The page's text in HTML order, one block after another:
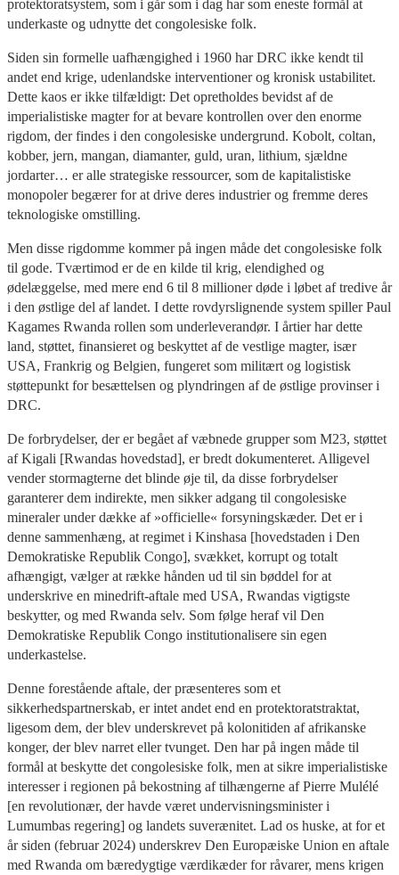
protektoratsystem, som i går som i dag har som eneste formål at
underkaste og udnytte det congolesiske folk.
Siden sin formelle uafhængighed i 1960 har DRC ikke kendt til
andet end krige, udenlandske interventioner og kronisk ustabilitet.
Dette kaos er ikke tilfældigt: Det opretholdes bevidst af de
imperialistiske magter for at bevare kontrollen over den enorme
rigdom, der findes i den congolesiske undergrund. Kobolt, coltan,
kobber, jern, mangan, diamanter, guld, uran, lithium, sjældne
jordarter… er alle strategiske ressourcer, som de kapitalistiske
monopoler begærer for at drive deres industrier og fremme deres
teknologiske omstilling.
Men disse rigdomme kommer på ingen måde det congolesiske folk
til gode. Tværtimod er de en kilde til krig, elendighed og
ødelæggelse, med mere end 6 til 8 millioner døde i løbet af tredive år
i den østlige del af landet. I dette rovdyrslignende system spiller Paul
Kagames Rwanda rollen som underleverandør. I årtier har dette
land, støttet, finansieret og beskyttet af de vestlige magter, især
USA, Frankrig og Belgien, fungeret som militært og logistisk
støttepunkt for besættelsen og plyndringen af de østlige provinser i
DRC.
De forbrydelser, der er begået af væbnede grupper som M23, støttet
af Kigali [Rwandas hovedstad], er bredt dokumenteret. Alligevel
vender stormagterne det blinde øje til, da disse forbrydelser
garanterer dem indirekte, men sikker adgang til congolesiske
mineraler under dække af »officielle« forsyningskæder. Det er i
denne sammenhæng, at regimet i Kinshasa [hovedstaden i Den
Demokratiske Republik Congo], svækket, korrupt og totalt
afhængigt, vælger at række hånden ud til sin bøddel for at
underskrive en minedrift-aftale med USA, Rwandas vigtigste
beskytter, og med Rwanda selv. Som følge heraf vil Den
Demokratiske Republik Congo institutionalisere sin egen
underkastelse.
Denne forestående aftale, der præsenteres som et
sikkerhedspartnerskab, er intet andet end en protektoratstraktat,
ligesom dem, der blev underskrevet på kolonitiden af afrikanske
konger, der blev narret eller tvunget. Den har på ingen måde til
formål at beskytte det congolesiske folk, men at sikre imperialistiske
interesser i regionen på bekostning af tilhængerne af Pierre Mulélé
[en revolutionær, der havde været undervisningsminister i
Lumumbas regering] og landets suverænitet. Lad os huske, at for et
år siden (februar 2024) underskrev Den Europæiske Union en aftale
med Rwanda om bæredygtige værdikæder for råvarer, mens krigen